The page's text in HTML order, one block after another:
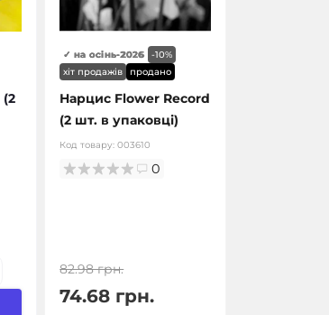
-10%
✓ на осінь-2026
хіт продажів
продано
Нарцис Flower Record
(2 шт. в упаковці)
Код товару:003610
0
82.98 грн.
74.68 грн.